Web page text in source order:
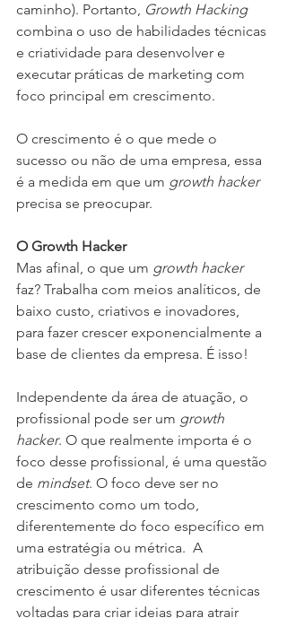
caminho). Portanto, Growth Hacking
combina o uso de habilidades técnicas
e criatividade para desenvolver e
executar práticas de marketing com
foco principal em crescimento.
O crescimento é o que mede o
sucesso ou não de uma empresa, essa
é a medida em que um growth hacker
precisa se preocupar.
O Growth Hacker
Mas afinal, o que um growth hacker
faz? Trabalha com meios analíticos, de
baixo custo, criativos e inovadores,
para fazer crescer exponencialmente a
base de clientes da empresa. É isso!
Independente da área de atuação, o
profissional pode ser um growth
hacker. O que realmente importa é o
foco desse profissional, é uma questão
de mindset. O foco deve ser no
crescimento como um todo,
diferentemente do foco específico em
uma estratégia ou métrica.  A
atribuição desse profissional de
crescimento é usar diferentes técnicas
voltadas para criar ideias para atrair